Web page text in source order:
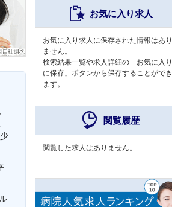
お気に入り求人
お気に入り求人に保存された情報はあり
ません。
検索結果一覧や求人詳細の「お気に入り
に保存」ボタンから保存することができ
ます。
閲覧履歴
閲覧した求人はありません。